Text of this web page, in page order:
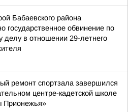
Бабаевского района
государственное обвинение по
делу в отношении 29-летнего
ремонт спортзала завершился
центре-кадетской школе
Прионежья»